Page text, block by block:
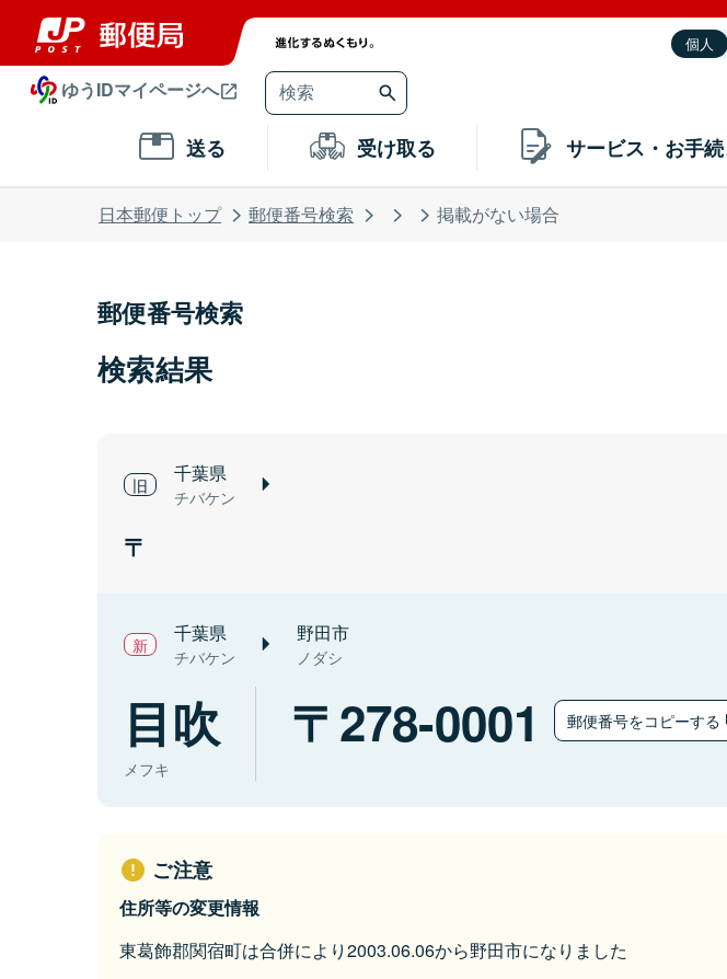
個人
ゆうIDマイページへ
送る 受け取る サービス・お手続
日本郵便トップ 郵便番号検索 掲載がない場合
郵便番号検索
検索結果
千葉県
チバケン
千葉県
チバケン
野田市
ノダシ
目吹
メフキ
278-0001 郵便番号をコピーする
ご注意
住所等の変更情報
東葛飾郡関宿町は合併により2003.06.06から野田市になりました